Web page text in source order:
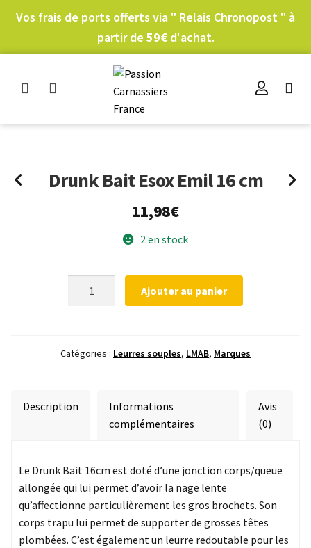
Vos frais de ports offerts via " Relais Chronopost " à
partir de 59€ d'achat.
Drunk Bait Esox Emil 16 cm
11,98€
2 en stock
Esox
cm
Ajouter au panier
Catégories : Leurres souples, LMAB, Marques
Description
Informations
complémentaires
Avis
(0)
Le Drunk Bait 16cm est doté d’une jonction corps/queue
allongée qui lui permet d’avoir la nage lente
qu’affectionne particulièrement les gros brochets. Son
corps trapu lui permet de supporter de grosses têtes
plombées. C’est également un leurre redoutable pour les